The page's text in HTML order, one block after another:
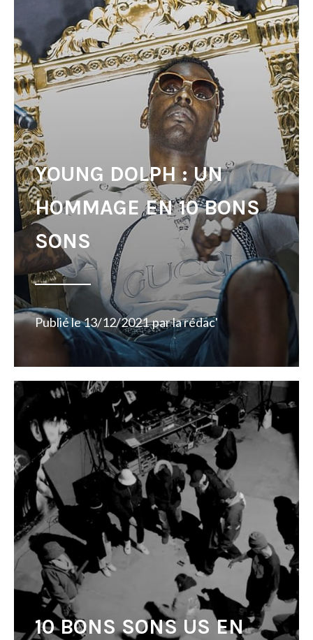
YOUNG DOLPH : UN
HOMMAGE EN 10 BONS
SONS
Publié le13/12/2021 parla rédac'
10 BONS SONS US EN